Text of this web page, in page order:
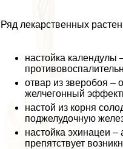
Ряд лекарственных
настойка календулы
отвар из зверобоя –
желчегонный
настой из корня
поджелудочную
настойка эхинацеи –
препятствует